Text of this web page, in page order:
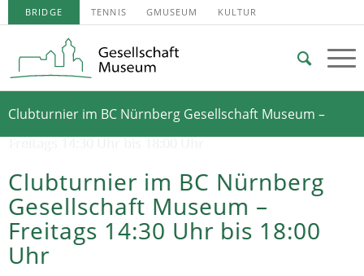
BRIDGE TENNIS GMUSEUM KULTUR
Clubturnier im BC Nürnberg Gesellschaft Museum –
Clubturnier im BC Nürnberg
Gesellschaft Museum –
Freitags 14:30 Uhr bis 18:00
Uhr